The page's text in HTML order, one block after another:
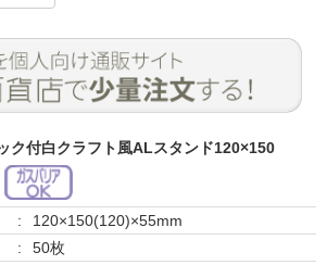
ク付白クラフト風ALスタンド120×150
:
120×150(120)×55mm
:
50枚